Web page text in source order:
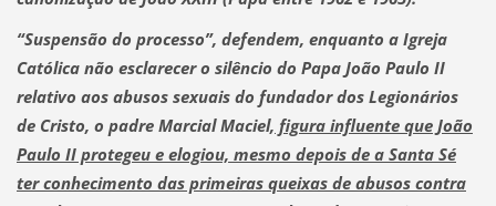
“Suspensão do processo”, defendem, enquanto a Igreja
Católica não esclarecer o silêncio do Papa João Paulo II
relativo aos abusos sexuais do fundador dos Legionários
de Cristo, o padre Marcial Maciel, figura influente que João
Paulo II protegeu e elogiou, mesmo depois de a Santa Sé
ter conhecimento das primeiras queixas de abusos contra